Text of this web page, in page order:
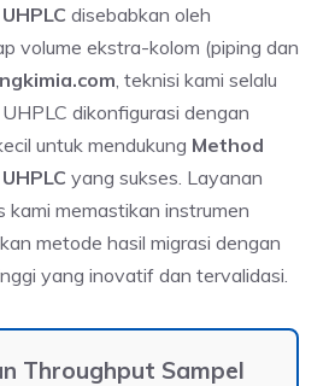
disebabkan oleh
volume ekstra-kolom (piping dan
, teknisi kami selalu
dikonfigurasi dengan
untuk mendukung Method
yang sukses. Layanan
kami memastikan instrumen
metode hasil migrasi dengan
yang inovatif dan tervalidasi.
Throughput Sampel